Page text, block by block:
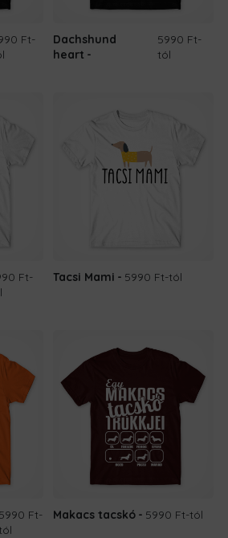
Ft-
Dachshund
heart
5990 Ft-
tól
Ft-
Tacsi Mami 5990 Ft-tól
5990 Ft-
Makacs tacskó 5990 Ft-tól